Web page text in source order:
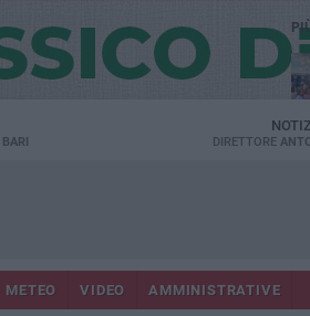
BARI DIRETTORE
METEO VIDEO AMMINISTRATIVE